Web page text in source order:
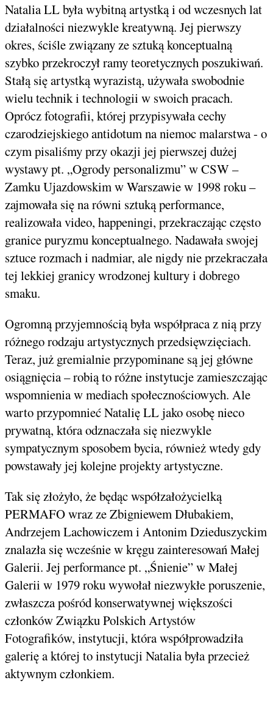
Natalia LL była wybitną artystką i od wczesnych lat
działalności niezwykle kreatywną. Jej pierwszy
okres, ściśle związany ze sztuką konceptualną
szybko przekroczył ramy teoretycznych poszukiwań.
Stałą się artystką wyrazistą, używała swobodnie
wielu technik i technologii w swoich pracach.
Oprócz fotografii, której przypisywała cechy
czarodziejskiego antidotum na niemoc malarstwa - o
czym pisaliśmy przy okazji jej pierwszej dużej
wystawy pt. „Ogrody personalizmu” w CSW –
Zamku Ujazdowskim w Warszawie w 1998 roku –
zajmowała się na równi sztuką performance,
realizowała video, happeningi, przekraczając często
granice puryzmu konceptualnego. Nadawała swojej
sztuce rozmach i nadmiar, ale nigdy nie przekraczała
tej lekkiej granicy wrodzonej kultury i dobrego
smaku.
Ogromną przyjemnością była współpraca z nią przy
różnego rodzaju artystycznych przedsięwzięciach.
Teraz, już gremialnie przypominane są jej główne
osiągnięcia – robią to różne instytucje zamieszczając
wspomnienia w mediach społecznościowych. Ale
warto przypomnieć Natalię LL jako osobę nieco
prywatną, która odznaczała się niezwykle
sympatycznym sposobem bycia, również wtedy gdy
powstawały jej kolejne projekty artystyczne.
Tak się złożyło, że będąc współzałożycielką
PERMAFO wraz ze Zbigniewem Dłubakiem,
Andrzejem Lachowiczem i Antonim Dzieduszyckim
znalazła się wcześnie w kręgu zainteresowań Małej
Galerii. Jej performance pt. „Śnienie” w Małej
Galerii w 1979 roku wywołał niezwykłe poruszenie,
zwłaszcza pośród konserwatywnej większości
członków Związku Polskich Artystów
Fotografików, instytucji, która współprowadziła
galerię a której to instytucji Natalia była przecież
aktywnym członkiem.